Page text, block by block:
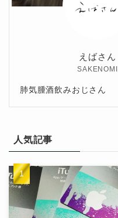
えばさん
SAKENOMI
肺気腫酒飲みおじさん
人気記事